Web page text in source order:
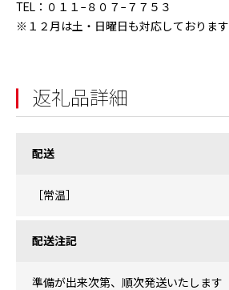
TEL：０１１−８０７−７７５３
※１２月は土・日曜日も対応しております
返礼品詳細
配送
［常温］
配送注記
準備が出来次第、順次発送いたします